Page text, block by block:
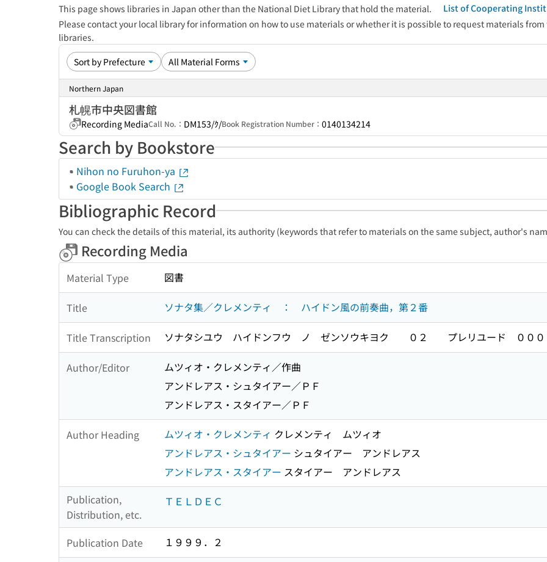
This page shows libraries in Japan other than the National Diet Library that hold the material.
List of Cooperating
Please contact your local library for information on how to use materials or whether it is possible to request materials
libraries.
Northern Japan
札幌市中央図書館
Recording MediaCall No.： DM153/ｸ/Book Registration Number： 0140134214
Search by Bookstore
Nihon no Furuhon-ya
Google Book Search
Bibliographic Record
You can check the details of this material, its authority (keywords that refer to materials on the same subject, author's
Recording Media
Material Type 図書
Title ソナタ集／クレメンティ ： ハイドン風の前奏曲，第２番
Title Transcription ソナタシユウ ハイドンフウ ノ ゼンソウキヨク ０２ プレリユード ０００
Author/Editor
ムツィオ・クレメンティ／作曲
アンドレアス・シュタイアー／ＰＦ
アンドレアス・スタイアー／ＰＦ
Author Heading ムツィオ・クレメンティ クレメンティ ムツィオ
アンドレアス・シュタイアー シュタイアー アンドレアス
アンドレアス・スタイアー スタイアー アンドレアス
Publication,
Distribution, etc.
ＴＥＬＤＥＣ
Publication Date
１９９９．２